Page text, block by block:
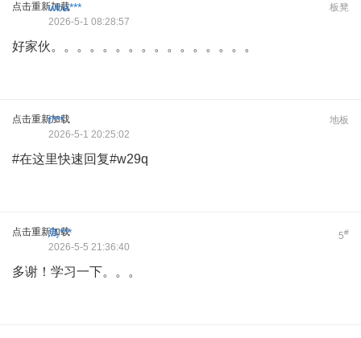
点击重新加载 板凳
wba***
2026-5-1 08:28:57
好家伙。。。。。。。。。。。。。。。。
点击重新加载 地板
f***
2026-5-1 20:25:02
#在这里快速回复#w29q
点击重新加载 5#
鳥***
2026-5-5 21:36:40
多谢！学习一下。。。